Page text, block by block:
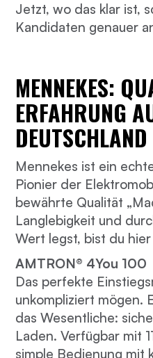
Jetzt, wo das klar ist,
Kandidaten genauer
MENNEKES:
ERFAHRUNG
DEUTSCHLAND
Mennekes ist ein
Pionier der
bewährte Qualität
Langlebigkeit und
Wert legst, bist du
AMTRON® 4You 100
Das perfekte
unkompliziert mögen.
das Wesentliche:
Laden. Verfügbar mit
simple Bedienung mit